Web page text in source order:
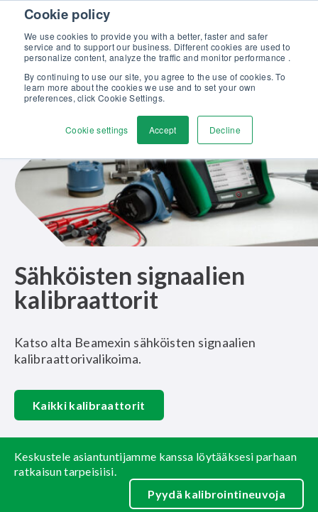
Cookie policy
We use cookies to provide you with a better, faster and safer
service and to support our business. Different cookies are used to
personalize content, analyze the traffic and monitor performance .
By continuing to use our site, you agree to the use of cookies. To
learn more about the cookies we use and to set your own
preferences, click Cookie Settings.
Cookie settings Accept Decline
Skip to content
Tutustu uuteen Beamex-ratkaisut erinomaiseen kalibrointiin -
Ota yhteyttä
Sähköisten signaalien
kalibraattorit
Katso alta Beamexin sähköisten signaalien
kalibraattorivalikoima.
Kaikki kalibraattorit
Keskustele asiantuntijamme kanssa löytääksesi parhaan
ratkaisun tarpeisiisi.
Pyydä kalibrointineuvoja